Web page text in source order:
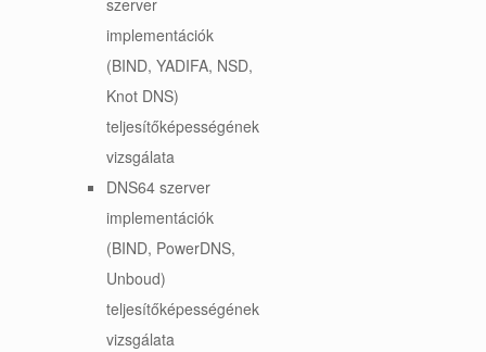
szerver
implementációk
(BIND, YADIFA, NSD,
Knot DNS)
teljesítőképességének
vizsgálata
DNS64 szerver
implementációk
(BIND, PowerDNS,
Unboud)
teljesítőképességének
vizsgálata